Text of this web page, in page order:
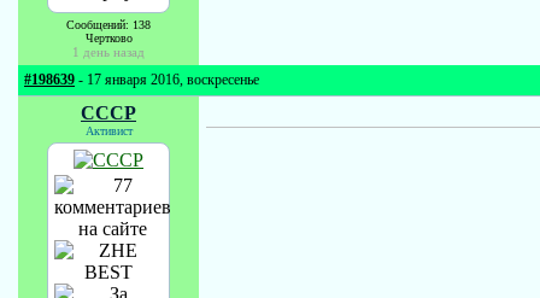
Сообщений: 138
Чертково
1 день назад
#198639 - 17 января 2016, воскресенье
СССР
Активист